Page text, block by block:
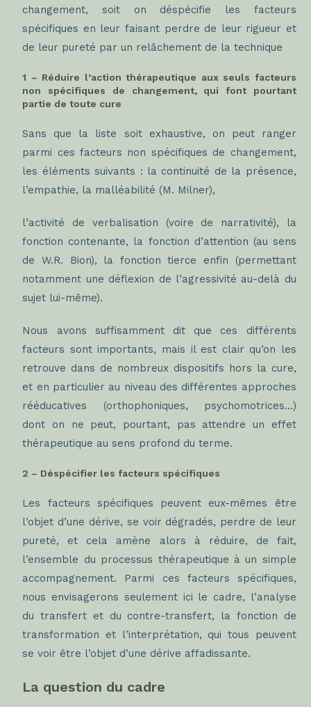
changement, soit on déspécifie les facteurs
spécifiques en leur faisant perdre de leur rigueur et
de leur pureté par un relâchement de la technique
1 – Réduire l’action thérapeutique aux seuls facteurs
non spécifiques de changement, qui font pourtant
partie de toute cure
Sans que la liste soit exhaustive, on peut ranger
parmi ces facteurs non spécifiques de changement,
les éléments suivants : la continuité de la présence,
l’empathie, la malléabilité (M. Milner),
l’activité de verbalisation (voire de narrativité), la
fonction contenante, la fonction d’attention (au sens
de W.R. Bion), la fonction tierce enfin (permettant
notamment une déflexion de l’agressivité au-delà du
sujet lui-même).
Nous avons suffisamment dit que ces différents
facteurs sont importants, mais il est clair qu’on les
retrouve dans de nombreux dispositifs hors la cure,
et en particulier au niveau des différentes approches
rééducatives (orthophoniques, psychomotrices…)
dont on ne peut, pourtant, pas attendre un effet
thérapeutique au sens profond du terme.
2 – Déspécifier les facteurs spécifiques
Les facteurs spécifiques peuvent eux-mêmes être
l’objet d’une dérive, se voir dégradés, perdre de leur
pureté, et cela amène alors à réduire, de fait,
l’ensemble du processus thérapeutique à un simple
accompagnement. Parmi ces facteurs spécifiques,
nous envisagerons seulement ici le cadre, l’analyse
du transfert et du contre-transfert, la fonction de
transformation et l’interprétation, qui tous peuvent
se voir être l’objet d’une dérive affadissante.
La question du cadre